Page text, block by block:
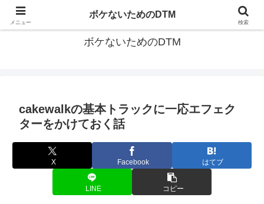
ゆる～く続ける音楽制作のあれこれや昔ばなし
ボケないためのDTM
cakewalkの基本トラックに一応エフェク
ターをかけておく話
X Facebook はてブ
LINE コピー
メニュー
ボケないためのDTM
検索